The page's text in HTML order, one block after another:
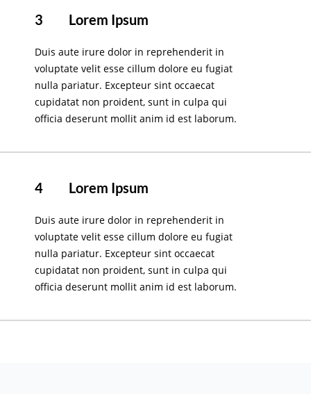
3 Lorem Ipsum
Duis aute irure dolor in reprehenderit in
voluptate velit esse cillum dolore eu fugiat
nulla pariatur. Excepteur sint occaecat
cupidatat non proident, sunt in culpa qui
officia deserunt mollit anim id est laborum.
4 Lorem Ipsum
Duis aute irure dolor in reprehenderit in
voluptate velit esse cillum dolore eu fugiat
nulla pariatur. Excepteur sint occaecat
cupidatat non proident, sunt in culpa qui
officia deserunt mollit anim id est laborum.